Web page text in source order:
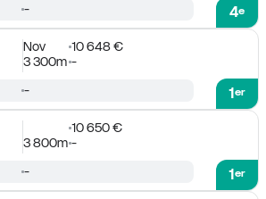
4e
-
Nov
10 648 €
3 300m -
1er
-
10 650 €
3 800m -
1er
-